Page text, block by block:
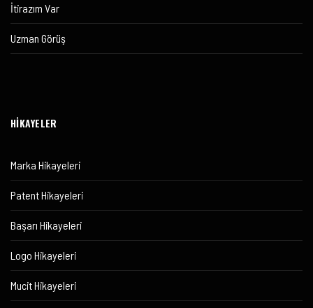
İtirazım Var
Uzman Görüş
HİKAYELER
Marka Hikayeleri
Patent Hikayeleri
Başarı Hikayeleri
Logo Hikayeleri
Mucit Hikayeleri